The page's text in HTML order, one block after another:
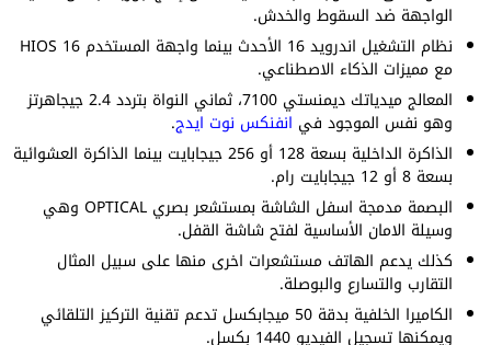
الواجهة ضد السقوط والخدش.
نظام التشغيل اندرويد 16 الأحدث بينما واجهة المستخدم HIOS 16
مع مميزات الذكاء الاصطناعي.
المعالج ميدياتك ديمنستي 7100، ثماني النواة بتردد 2.4 جيجاهرتز
وهو نفس الموجود في انفنكس نوت ايدج.
الذاكرة الداخلية بسعة 128 أو 256 جيجابايت بينما الذاكرة العشوائية
بسعة 8 أو 12 جيجابايت رام.
البصمة مدمجة اسفل الشاشة بمستشعر بصري OPTICAL وهي
وسيلة الامان الأساسية لفتح شاشة القفل.
كذلك يدعم الهاتف مستشعرات اخرى منها على سبيل المثال
التقارب والتسارع والبوصلة.
الكاميرا الخلفية بدقة 50 ميجابكسل تدعم تقنية التركيز التلقائي
ويمكنها تسجيل الفيديو 1440 بكسل.